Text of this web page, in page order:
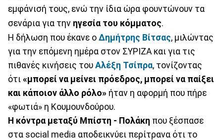
εμφάνισή τους, ενώ την ίδια ώρα φουντώνουν τα
σενάρια για την ηγεσία του κόμματος.
Η δήλωση που έκανε ο Δημήτρης Βίτσας, μιλώντας
για την επόμενη ημέρα στον ΣΥΡΙΖΑ και για τις
πιθανές κινήσεις του Αλέξη Τσίπρα, τονίζοντας
ότι «μπορεί να μείνει πρόεδρος, μπορεί να παίξει
και κάποιον άλλο ρόλο» ήταν η αφορμή που πήρε
«φωτιά» η Κουμουνδούρου.
Η κόντρα μεταξύ Μπίστη - Πολάκη που ξέσπασε
στα social media αποδεικνύει περίτρανα ότι το